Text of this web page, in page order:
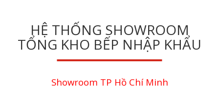
HỆ THỐNG SHOWROOM
TỔNG KHO BẾP NHẬP KHẨU
Showroom TP Hồ Chí Minh